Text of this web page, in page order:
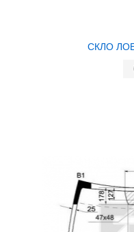
СКЛО